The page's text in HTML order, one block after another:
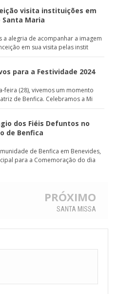
visita instituições em
Santa Maria
a alegria de acompanhar a imagem
em sua visita pelas instit
para a Festividade 2024
feira (28), vivemos um momento
de Benfica. Celebramos a Mi
dos Fiéis Defuntos no
de Benfica
de Benfica em Benevides,
para a Comemoração do dia
PRÓXIMO
SANTA MISSA